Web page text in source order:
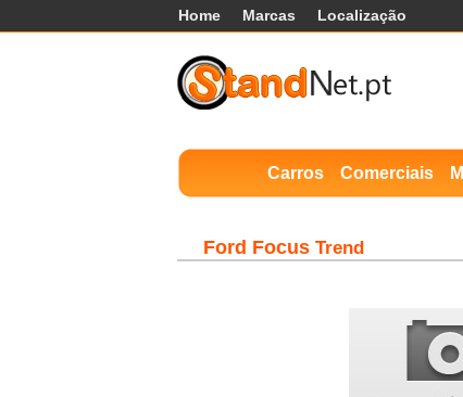
Home Marcas Localização
Carros Comerciais
Ford Focus Trend